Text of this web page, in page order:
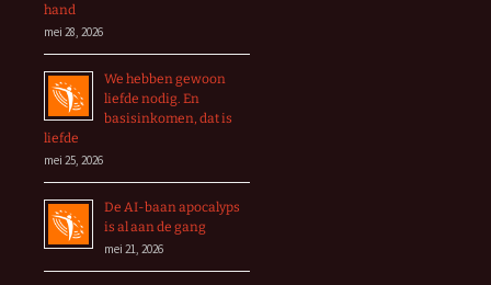
hand
mei 28, 2026
We hebben gewoon
liefde nodig. En
basisinkomen, dat is
liefde
mei 25, 2026
De AI-baan apocalyps
is al aan de gang
mei 21, 2026